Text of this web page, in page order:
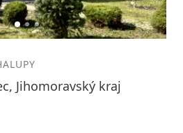
12 3
Jihomoravský kraj